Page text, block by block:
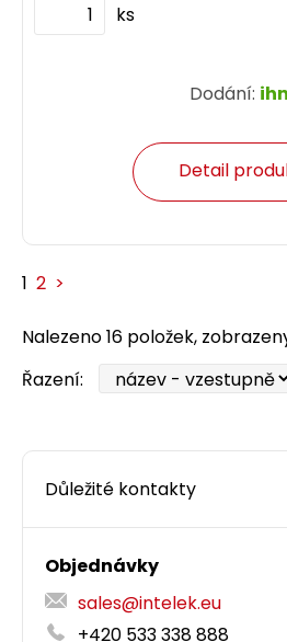
Důležité kontakty
Objednávky
sales@intelek.eu
+420 533 338 888
ks
Dodání:
Detail
1 2 >
Nalezeno 16 položek,
Řazení: